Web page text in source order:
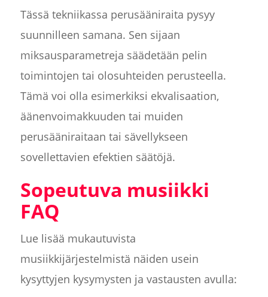
Tässä tekniikassa perusääniraita pysyy
suunnilleen samana. Sen sijaan
miksausparametreja säädetään pelin
toimintojen tai olosuhteiden perusteella.
Tämä voi olla esimerkiksi ekvalisaation,
äänenvoimakkuuden tai muiden
perusääniraitaan tai sävellykseen
sovellettavien efektien säätöjä.
Sopeutuva musiikki
FAQ
Lue lisää mukautuvista
musiikkijärjestelmistä näiden usein
kysyttyjen kysymysten ja vastausten avulla: